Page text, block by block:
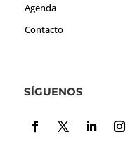
Agenda
Contacto
SÍGUENOS